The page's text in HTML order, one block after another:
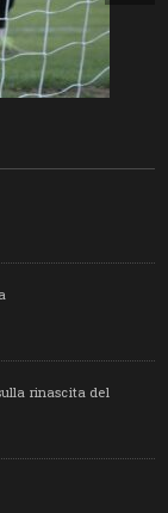
rinascita del